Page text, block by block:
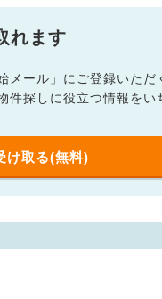
れます
ール」にご登録いただ
件探しに役立つ情報をい
け取る(無料)